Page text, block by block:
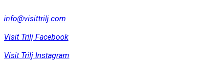
info@visittrilj.com
Visit Trilj Facebook
Visit Trilj Instagram